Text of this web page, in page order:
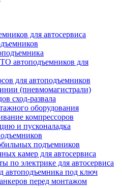
для автосервиса
автоподъемников для
для автоподъемников
(пневмомагистрали)
сход-развала
оборудования
компрессоров
и пусконаладка
подъемников
камер для автосервиса
по электрике для автосервиса
автоподъемника под ключ
перед монтажом